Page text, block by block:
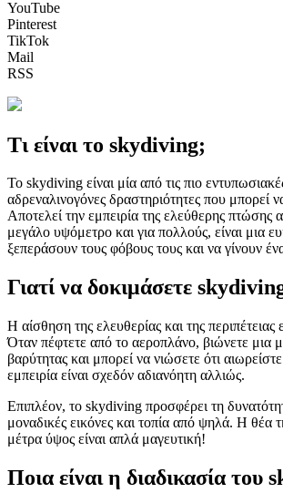
YouTube
Pinterest
TikTok
Mail
RSS
Τι είναι το skydiving;
Το skydiving είναι μία από τις πιο
αδρεναλινογόνες δραστηριότητες που μπορεί
Αποτελεί την εμπειρία της ελεύθερης πτώσης
μεγάλο υψόμετρο και για πολλούς, είναι μια
ξεπεράσουν τους φόβους τους και να γίνουν
Γιατί να δοκιμάσετε
Η αίσθηση της ελευθερίας και της περιπέτειας
Όταν πέφτετε από το αεροπλάνο, βιώνετε μια
βαρύτητας και μπορεί να νιώσετε ότι
εμπειρία είναι σχεδόν αδιανόητη αλλιώς.
Επιπλέον, το skydiving προσφέρει τη
μοναδικές εικόνες και τοπία από ψηλά. Η θέα
μέτρα ύψος είναι απλά μαγευτική!
Ποια είναι η διαδικασία του